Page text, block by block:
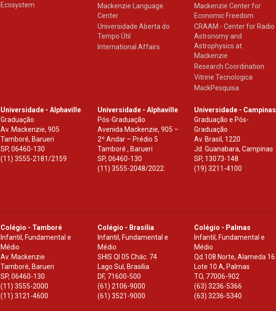
Ecosystem
Mackenzie Language
Center
Universidade Aberta do
Tempo Útil
International Affairs
Mackenzie Center for
Economic Freedom
CRAAM - Center for Radio
Astronomy and
Astrophysics at
Mackenzie
Research Coordination
Vitrine Tecnologica
MackPesquisa
Universidade - Alphaville
Graduação
Av. Mackenzie, 905
Tamboré, Barueri
SP,06460-130
(11) 3555-2181/2159
Universidade - Alphaville
Pós-Graduação
Avenida Mackenzie, 905 –
2º Andar – Prédio 5
Tamboré , Barueri
SP, 06460-130
(11) 3555-2048/2022.
Universidade - Campinas
Graduação e Pós-
Graduação
Av. Brasil, 1220
Jd. Guanabara, Campinas
SP, 13073-148
(19) 3211-4100
Colégio - Tamboré
Infantil, Fundamental e
Médio
Av. Mackenzie
Tamboré, Barueri
SP,06460-130
(11) 3555-2000
(11) 3121-4600
Colégio - Brasília
Infantil, Fundamental e
Médio
SHIS Ql 05 Chác. 74
Lago Sul, Brasília
DF, 71600-500
(61) 2106-9000
(61) 3521-9000
Colégio - Palmas
Infantil, Fundamental e
Médio
Qd.108 Norte, Alameda 16
Lote 10 A, Palmas
TO, 77006-902
(63) 3236-5366
(63) 3236-5340